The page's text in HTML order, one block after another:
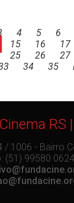
4 5 6
15 16 17
25 26 27
34 35
RS
/ 1006 - Bairro
(51)